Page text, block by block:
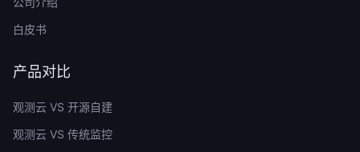
白皮书
产品对比
观测云 VS 开源自建
观测云 VS 传统监控